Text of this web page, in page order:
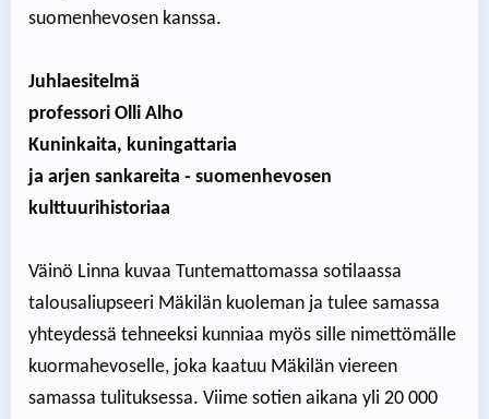
suomenhevosen kanssa.
Juhlaesitelmä
professori Olli Alho
Kuninkaita, kuningattaria
ja arjen sankareita - suomenhevosen
kulttuurihistoriaa
Väinö Linna kuvaa Tuntemattomassa sotilaassa
talousaliupseeri Mäkilän kuoleman ja tulee samassa
yhteydessä tehneeksi kunniaa myös sille nimettömälle
kuormahevoselle, joka kaatuu Mäkilän viereen
samassa tulituksessa. Viime sotien aikana yli 20 000